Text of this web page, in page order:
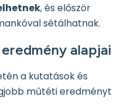
, és először
sétálhatnak.
alapjai
a kutatások és
műtéti eredményt